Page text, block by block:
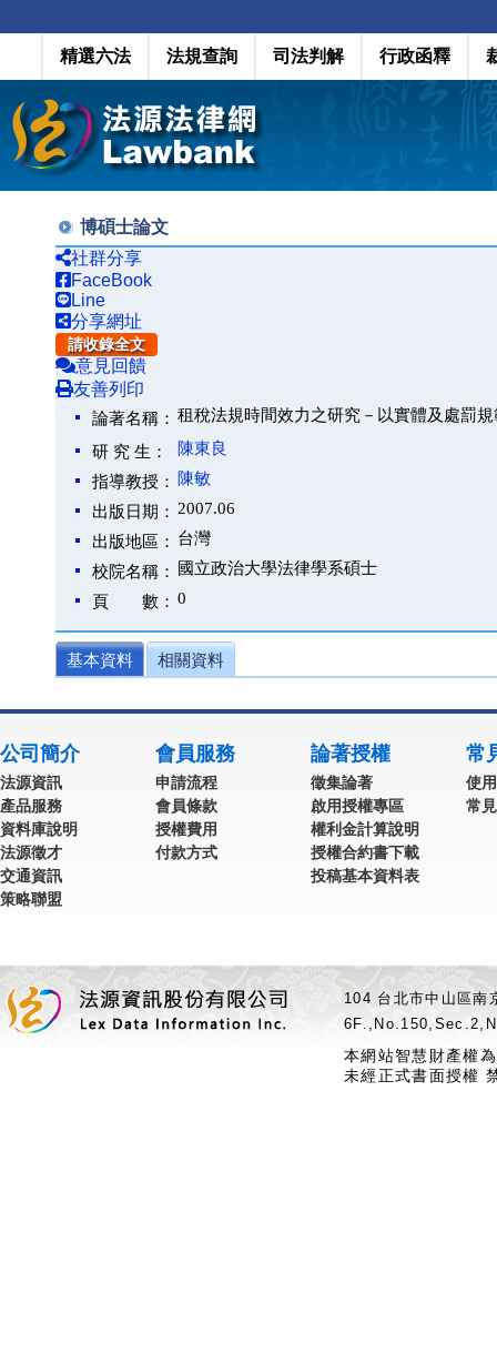
精選六法 法規查詢 司法判解 行政函釋
博碩士論文
社群分享
FaceBook
Line
分享網址
請收錄全文
意見回饋
友善列印
論著名稱： 租稅法規時間效力之研究－以實體及處罰
研 究 生：
陳東良
指導教授：
陳敏
出版日期： 2007.06
出版地區： 台灣
校院名稱：
國立政治大學法律學系碩士
頁 數： 0
基本資料 相關資料
公司簡介
法源資訊
產品服務
資料庫說明
法源徵才
交通資訊
策略聯盟
會員服務
申請流程
會員條款
授權費用
付款方式
論著授權
徵集論著
啟用授權專區
權利金計算說明
授權合約書下載
投稿基本資料表
常
使
常
104 台北市中山區
本網站智慧財產權
未經正式書面授權